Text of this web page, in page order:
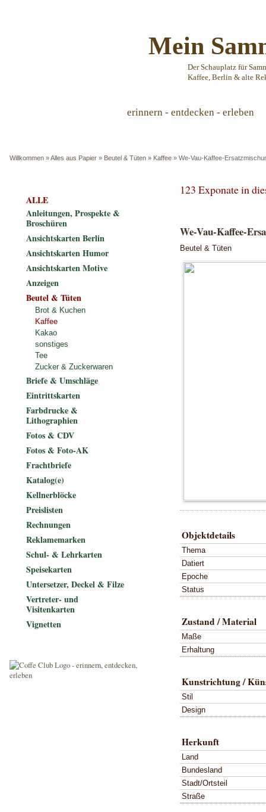
Mein
Der Schauplatz für
Kaffee, Berlin & alte
erinnern - entdecken - erleben
Willkommen »Alles aus Papier » Beutel & Tüten » Kaffee » We-Vau-Kaffee-
123 Exponate in
We-Vau-Kaffee-
Beutel & Tüten
Objektdetails
Thema
Datiert
Epoche
Status
Zustand / Material
Maße
Erhaltung
Kunstrichtung /
Stil
Design
Herkunft
Land
Bundesland
Stadt/Ortsteil
Straße
ALLE
Anleitungen, Prospekte &
Broschüren
Ansichtskarten Berlin
Ansichtskarten Humor
Ansichtskarten Motive
Anzeigen
Beutel & Tüten
Brot & Kuchen
Kaffee
Kakao
sonstiges
Tee
Zucker & Zuckerwaren
Briefe & Umschläge
Eintrittskarten
Farbdrucke &
Lithographien
Fotos & CDV
Fotos & Foto-AK
Frachtbriefe
Katalog(e)
Kellnerblöcke
Preislisten
Rechnungen
Reklamemarken
Schul- & Lehrkarten
Speisekarten
Untersetzer, Deckel & Filze
Vertreter- und
Visitenkarten
Vignetten